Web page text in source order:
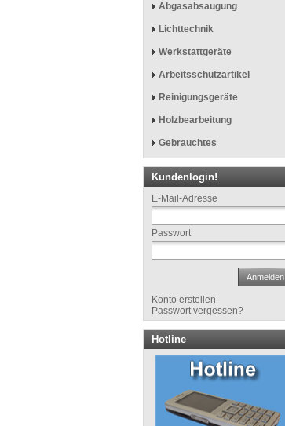
Abgasabsaugung
Lichttechnik
Werkstattgeräte
Arbeitsschutzartikel
Reinigungsgeräte
Holzbearbeitung
Gebrauchtes
Kundenlogin!
E-Mail-Adresse
Passwort
Anmelden
Konto erstellen
Passwort vergessen?
Hotline